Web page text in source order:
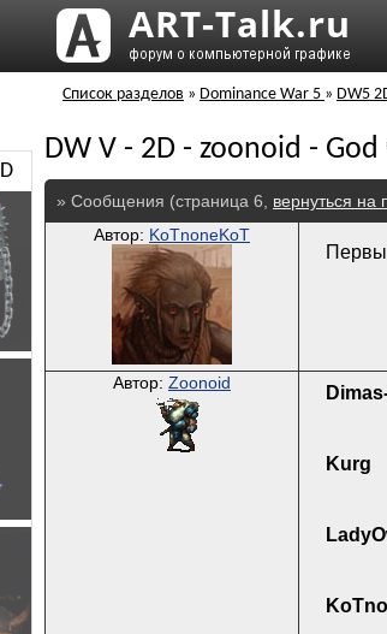
Список разделов » Dominance War 5 » DW5
DW V - 2D - zoonoid -
» Сообщения (страница 6, вернуться на
Автор: KoTnoneKoT
Автор: Zoonoid
Kurg